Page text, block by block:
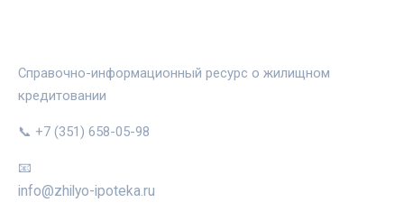
Справочно-информационный ресурс о жилищном
кредитовании
📞 +7 (351) 658-05-98
📧
info@zhilyo-ipoteka.ru